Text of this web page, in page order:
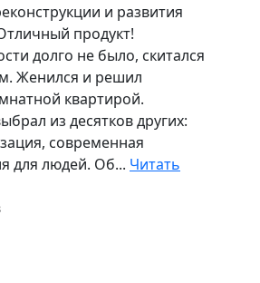
и развития
продукт!
долго не было, скитался
Женился и решил
квартирой.
из десятков других:
современная
для людей. Об... Читать